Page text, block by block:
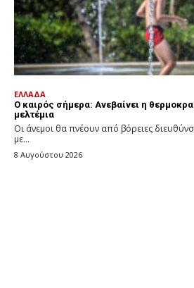
ΕΛΛΑΔΑ
Ο καιρός σήμερα: Ανεβαίνει η
μελτέμια
Οι άνεμοι θα πνέουν από βόρειες
με...
8 Αυγούστου 2026